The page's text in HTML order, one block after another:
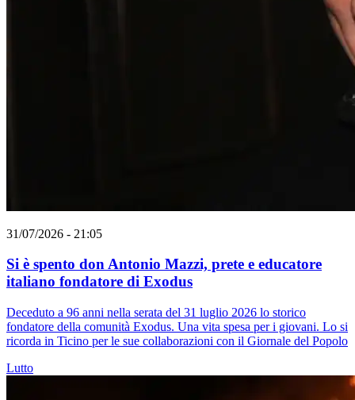
31/07/2026 - 21:05
Si è spento don Antonio Mazzi, prete e educatore
italiano fondatore di Exodus
Deceduto a 96 anni nella serata del 31 luglio 2026 lo storico
fondatore della comunità Exodus. Una vita spesa per i giovani. Lo si
ricorda in Ticino per le sue collaborazioni con il Giornale del Popolo
Lutto